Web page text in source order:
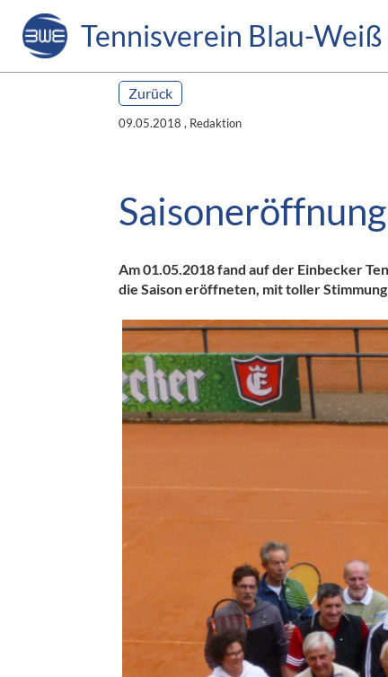
Tennisverein Blau-Weiß
Zurück
09.05.2018 , Redaktion
Am 01.05.2018 fand auf der Einbecker
die Saison eröffneten, mit toller